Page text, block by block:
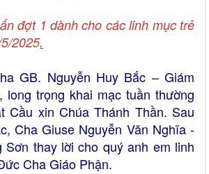
đợt 1 dành cho các linh mục trẻ
2025.
GB. Nguyễn Huy Bắc – Giám
long trọng khai mạc tuần thường
Cầu xin Chúa Thánh Thần. Sau
Cha Giuse Nguyễn Văn Nghĩa -
Sơn thay lời cho quý anh em linh
Cha Giáo Phận.